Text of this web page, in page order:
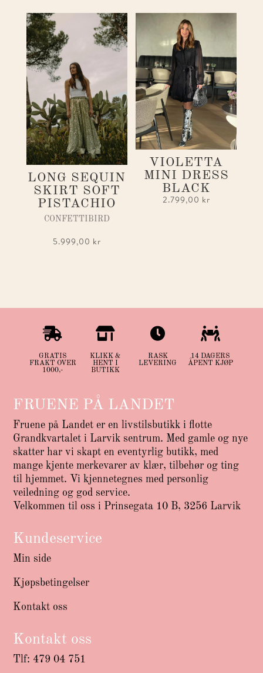
LONG SEQUIN
SKIRT SOFT
PISTACHIO
CONFETTIBIRD
5.999,00 kr
VIOLETTA
MINI DRESS
BLACK
2.799,00 kr

GRATIS
FRAKT OVER
1000,-

KLIKK &
HENT I
BUTIKK

RASK
LEVERING

14 DAGERS
ÅPENT KJØP
FRUENE PÅ LANDET
Fruene på Landet er en livstilsbutikk i flotte
Grandkvartalet i Larvik sentrum. Med gamle og nye
skatter har vi skapt en eventyrlig butikk, med
mange kjente merkevarer av klær, tilbehør og ting
til hjemmet. Vi kjennetegnes med personlig
veiledning og god service.
Velkommen til oss i Prinsegata 10 B, 3256 Larvik
Kundeservice
Min side
Kjøpsbetingelser
Kontakt oss
Kontakt oss
Tlf: 479 04 751